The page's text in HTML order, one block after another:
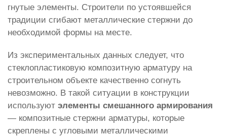
гнутые элементы. Строители по устоявшейся
традиции сгибают металлические стержни до
необходимой формы на месте.
Из экспериментальных данных следует, что
стеклопластиковую композитную арматуру на
строительном объекте качественно согнуть
невозможно. В такой ситуации в конструкции
используют элементы смешанного армирования
— композитные стержни арматуры, которые
скреплены с угловыми металлическими